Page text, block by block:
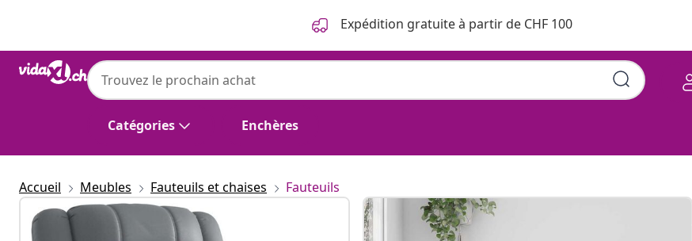
Expédition gratuite à partir de CHF 100
Catégories Enchères
Accueil Meubles Fauteuils et chaises Fauteuils